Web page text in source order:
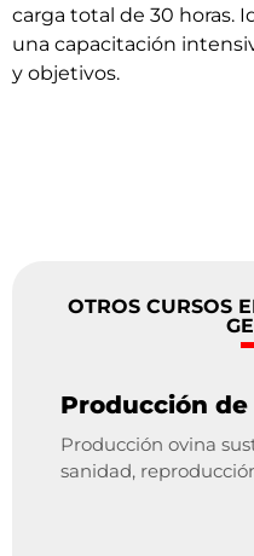
carga total de 30 horas.
una capacitación
y objetivos.
OTROS CURSOS
Producción de
Producción ovina
sanidad,